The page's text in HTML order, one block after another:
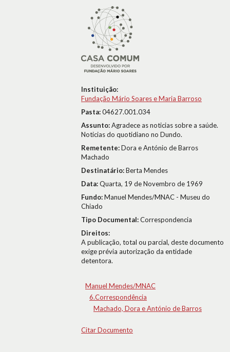
Instituição:
Fundação Mário Soares e Maria Barroso
Pasta:04627.001.034
Assunto:Agradece as noticias sobre a saúde.
Noticias do quotidiano no Dundo.
Remetente:Dora e António de Barros
Machado
Destinatário:Berta Mendes
Data:Quarta, 19 de Novembro de 1969
Fundo:Manuel Mendes/MNAC - Museu do
Chiado
Tipo Documental:Correspondencia
Direitos:
A publicação, total ou parcial, deste documento
exige prévia autorização da entidade
detentora.
Manuel Mendes/MNAC
6.Correspondência
Machado, Dora e António de Barros
Citar Documento